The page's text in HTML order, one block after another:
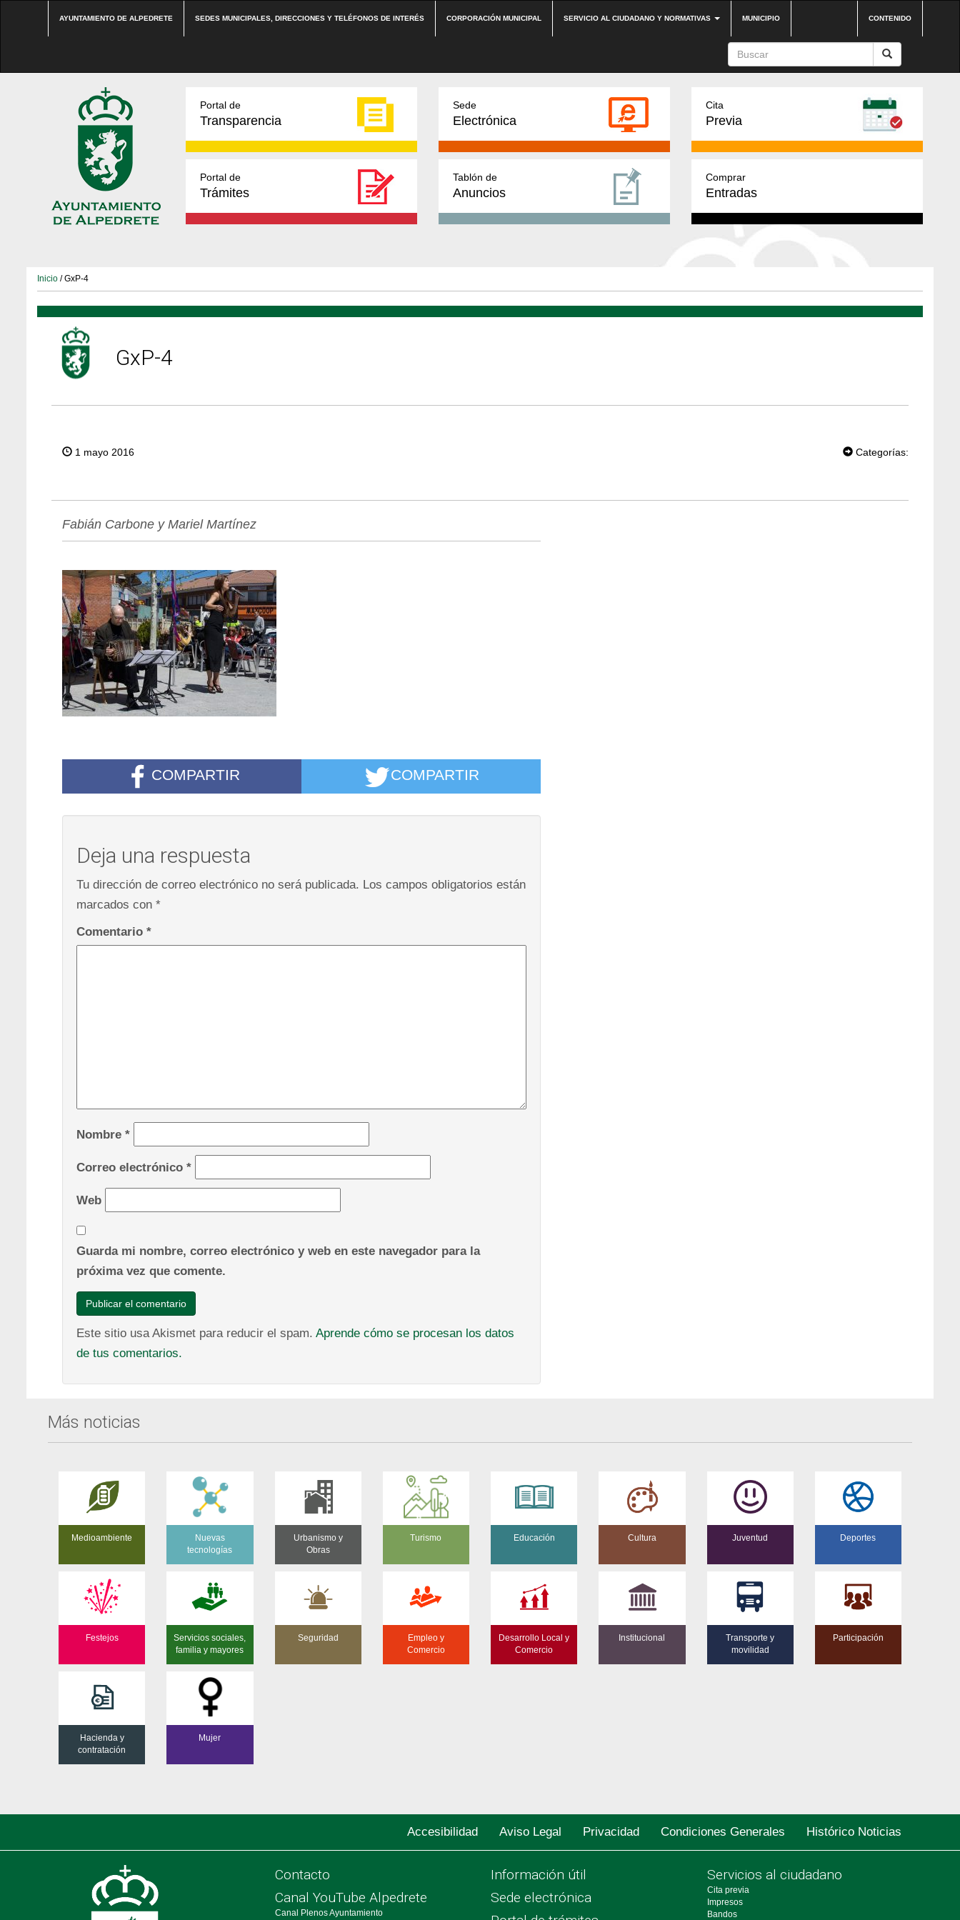
AYUNTAMIENTO DE ALPEDRETE SEDES MUNICIPALES, DIRECCIONES Y TELÉFONOS DE INTERÉS CORPORACIÓN MUNICIPAL SERVICIO AL CIUDADANO Y NORMATIVAS MUNICIPIO CONTENIDO
Portal de
Transparencia
Sede
Electrónica
Cita
Previa
Portal de
Trámites
Tablón de
Anuncios
Comprar
Entradas
Inicio / GxP-4
GxP-4
1 mayo 2016 Categorías:
Fabián Carbone y Mariel Martínez
COMPARTIR COMPARTIR
Deja una respuesta
Tu dirección de correo electrónico no será publicada. Los campos obligatorios están
marcados con *
Comentario *
Nombre *
Correo electrónico *
Web
Guarda mi nombre, correo electrónico y web en este navegador para la
próxima vez que comente.
Este sitio usa Akismet para reducir el spam. Aprende cómo se procesan los datos
de tus comentarios.
Más noticias
Medioambiente
Nuevas
tecnologías
Urbanismo y
Obras
Turismo Educación Cultura Juventud Deportes
Festejos
Servicios sociales,
familia y mayores
Seguridad
Empleo y
Comercio
Desarrollo Local y
Comercio
Institucional
Transporte y
movilidad
Participación
Hacienda y
contratación
Mujer
Accesibilidad Aviso Legal Privacidad Condiciones Generales Histórico Noticias
Contacto
Canal YouTube Alpedrete
Canal Plenos Ayuntamiento
Información útil
Sede electrónica
Servicios al ciudadano
Cita previa
Impresos
Bandos